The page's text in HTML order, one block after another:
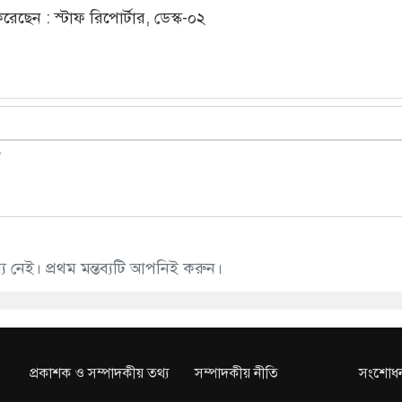
: স্টাফ রিপোর্টার, ডেস্ক-০২
প্রথম মন্তব্যটি আপনিই করুন।
প্রকাশক ও সম্পাদকীয় তথ্য সম্পাদকীয় নীতি